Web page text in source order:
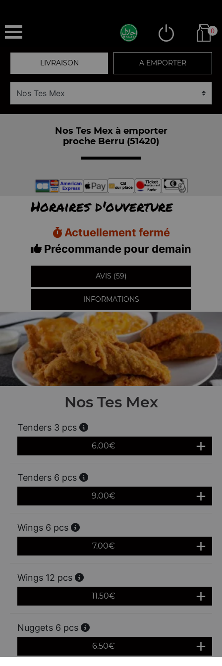
0
LIVRAISON A EMPORTER
Nos Tes Mex à emporter
proche Berru (51420)
Horaires d'ouverture
Actuellement fermé
Précommande pour demain
AVIS (59)
INFORMATIONS
Nos Tes Mex
Tenders 3 pcs
6.00€
Tenders 6 pcs
9.00€
Wings 6 pcs
7.00€
Wings 12 pcs
11.50€
Nuggets 6 pcs
6.50€